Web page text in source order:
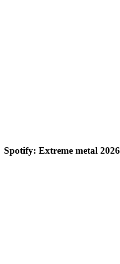
Spotify: Extreme metal 2026